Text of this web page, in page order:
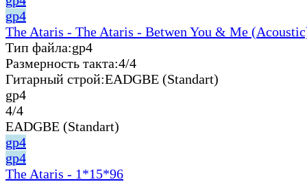
gp4
The Ataris - The Ataris - Betwen You & Me
Тип файла:gp4
Размерность такта:4/4
Гитарный строй:EADGBE (Standart)
gp4
4/4
EADGBE (Standart)
gp4
gp4
The Ataris - 1*15*96